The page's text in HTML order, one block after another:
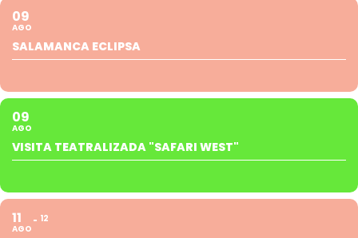
09
AGO
SALAMANCA ECLIPSA
09
AGO
VISITA TEATRALIZADA "SAFARI WEST"
11
AGO
12